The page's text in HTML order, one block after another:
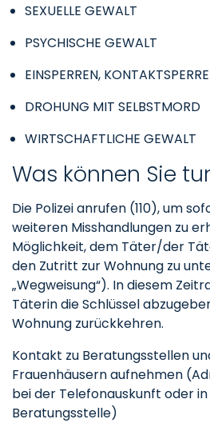
SEXUELLE GEWALT
PSYCHISCHE GEWALT
EINSPERREN,
DROHUNG MIT SELBSTMORD
WIRTSCHAFTLICHE GEWALT
Was können Sie
Die Polizei anrufen (110), um
weiteren Misshandlungen zu
Möglichkeit, dem Täter/der
den Zutritt zur Wohnung zu
„Wegweisung“). In diesem
Täterin die Schlüssel
Wohnung zurückkehren.
Kontakt zu Beratungsstellen
Frauenhäusern aufnehmen
bei der Telefonauskunft oder
Beratungsstelle)